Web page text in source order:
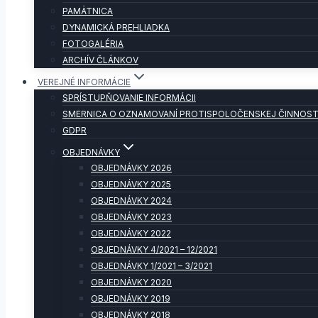
PAMÄTNICA
DYNAMICKÁ PREHLIADKA
FOTOGALÉRIA
ARCHÍV ČLÁNKOV
VEREJNÉ INFORMÁCIE
SPRÍSTUPŇOVANIE INFORMÁCII
SMERNICA O OZNAMOVANÍ PROTISPOLOČENSKEJ
GDPR
OBJEDNÁVKY
OBJEDNÁVKY 2026
OBJEDNÁVKY 2025
OBJEDNÁVKY 2024
OBJEDNÁVKY 2023
OBJEDNÁVKY 2022
OBJEDNÁVKY 4/2021 – 12/2021
OBJEDNÁVKY 1/2021 – 3/2021
OBJEDNÁVKY 2020
OBJEDNÁVKY 2019
OBJEDNÁVKY 2018